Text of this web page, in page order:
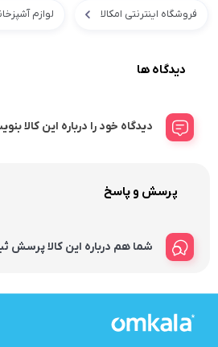
فروشگاه اینترنتی امکالا لوازم
دیدگاه ها
دیدگاه خود را درباره این کالا
پرسش و پاسخ
شما هم درباره این کالا پرسش